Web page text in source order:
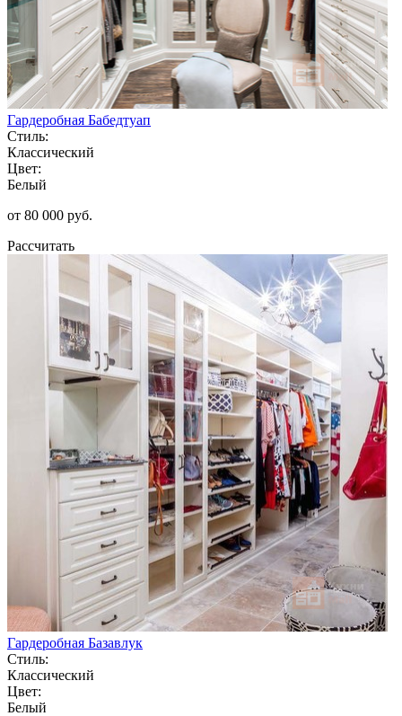
Гардеробная Бабедтуап
Стиль:
Классический
Цвет:
Белый
от 80 000 руб.
Рассчитать
Гардеробная Базавлук
Стиль:
Классический
Цвет:
Белый